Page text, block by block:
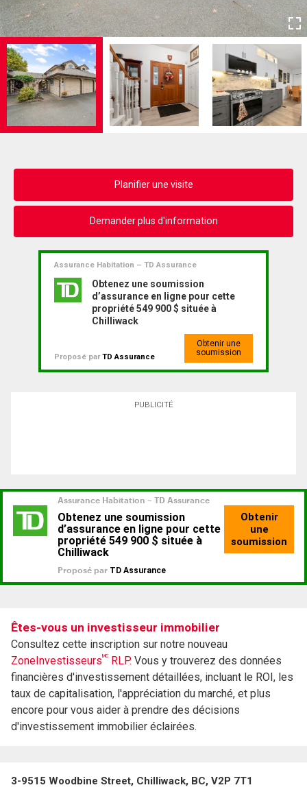
Planifier une visite
Demander plus d'information
Assurance Habitation – TD Assurance
Obtenez une soumission
d’assurance en ligne pour cette
propriété 549 900 $ située à
Chilliwack
Proposé parTD Assurance
Obtenir une
soumission
PUBLICITÉ
Êtes-vous un investisseur immobilier
Consultez cette inscription sur notre nouveau
ZoneInvestisseursMC RLP. Vous y trouverez des données
financières d'investissement détaillées, incluant le ROI, les
taux de capitalisation, l'appréciation du marché, et plus
encore pour vous aider à prendre des décisions
d'investissement immobilier éclairées.
3-9515 Woodbine Street, Chilliwack, BC, V2P 7T1